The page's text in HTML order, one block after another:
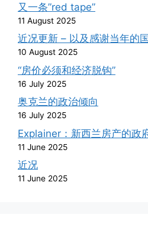
又一条”red tape”
11 August 2025
近况更新 – 以及感谢当年的
10 August 2025
“房价必须和经济脱钩”
16 July 2025
奥克兰的政治倾向
16 July 2025
Explainer：新西兰房产的政
11 June 2025
近况
11 June 2025